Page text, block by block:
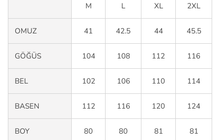
M L XL 2XL
OMUZ 41 42.5 44 45.5
GÖĞÜS 104 108 112 116
BEL 102 106 110 114
BASEN 112 116 120 124
BOY 80 80 81 81